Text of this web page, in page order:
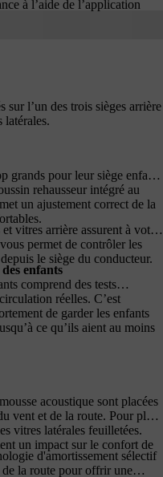
à l’aide de l’application
sur l’un des trois sièges arrière
latérales.
grands pour leur siège enfant
rehausseur intégré au
un ajustement correct de la
vitres arrière assurent à votre
permet de contrôler les
le siège du conducteur.
enfants
comprend des tests
réelles. C’est
de garder les enfants
ce qu’ils aient au moins
acoustique sont placées
vent et de la route. Pour plus
vitres latérales feuilletées.
un impact sur le confort de
d'amortissement sélectif
la route pour offrir une